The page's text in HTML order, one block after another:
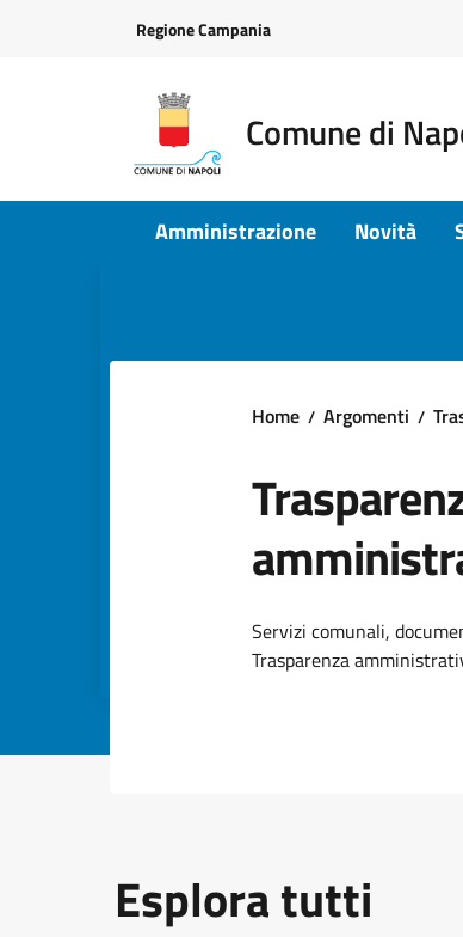
Regione Campania
Comune di
Amministrazione Novità
Home Argomenti
Dettagli
Servizi comunali,
Trasparenza
Esplora tutti